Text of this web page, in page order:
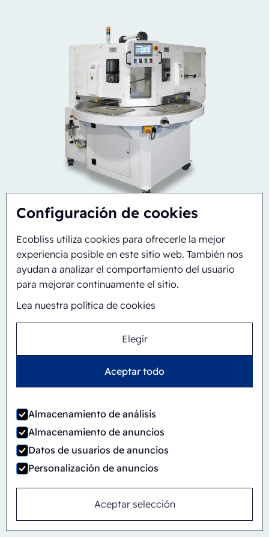
Configuración de cookies
Ecobliss utiliza cookies para ofrecerle la mejor
experiencia posible en este sitio web. También nos
ayudan a analizar el comportamiento del usuario
para mejorar continuamente el sitio.
Lea nuestra política de cookies
Elegir
Aceptar todo
Almacenamiento de análisis
Almacenamiento de anuncios
Datos de usuarios de anuncios
Personalización de anuncios
Aceptar selección
AutomáticoEn línea
CBS/PH30-1428-CS